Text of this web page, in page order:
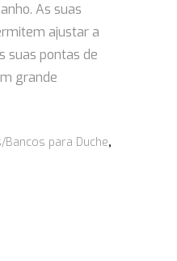
As suas
ajustar a
suas pontas de
grande
Bancos para Duche,